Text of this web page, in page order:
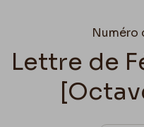
Numéro
Lettre de